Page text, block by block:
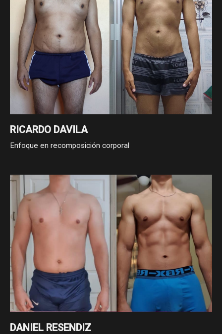
RICARDO DAVILA
Enfoque en recomposición corporal
DANIEL RESENDIZ